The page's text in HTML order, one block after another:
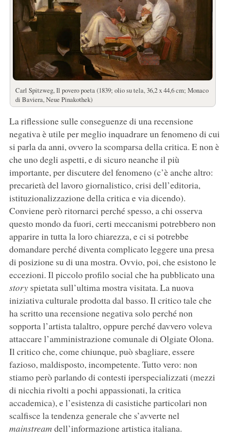
Carl Spitzweg, Il povero poeta (1839; olio su tela, 36,2 x 44,6 cm; Monaco
di Baviera, Neue Pinakothek)
La riflessione sulle conseguenze di una recensione
negativa è utile per meglio inquadrare un fenomeno di cui
si parla da anni, ovvero la scomparsa della critica. E non è
che uno degli aspetti, e di sicuro neanche il più
importante, per discutere del fenomeno (c’è anche altro:
precarietà del lavoro giornalistico, crisi dell’editoria,
istituzionalizzazione della critica e via dicendo).
Conviene però ritornarci perché spesso, a chi osserva
questo mondo da fuori, certi meccanismi potrebbero non
apparire in tutta la loro chiarezza, e ci si potrebbe
domandare perché diventa complicato leggere una presa
di posizione su di una mostra. Ovvio, poi, che esistono le
eccezioni. Il piccolo profilo social che ha pubblicato una
story spietata sull’ultima mostra visitata. La nuova
iniziativa culturale prodotta dal basso. Il critico tale che
ha scritto una recensione negativa solo perché non
sopporta l’artista talaltro, oppure perché davvero voleva
attaccare l’amministrazione comunale di Olgiate Olona.
Il critico che, come chiunque, può sbagliare, essere
fazioso, maldisposto, incompetente. Tutto vero: non
stiamo però parlando di contesti iperspecializzati (mezzi
di nicchia rivolti a pochi appassionati, la critica
accademica), e l’esistenza di casistiche particolari non
scalfisce la tendenza generale che s’avverte nel
mainstream dell’informazione artistica italiana.